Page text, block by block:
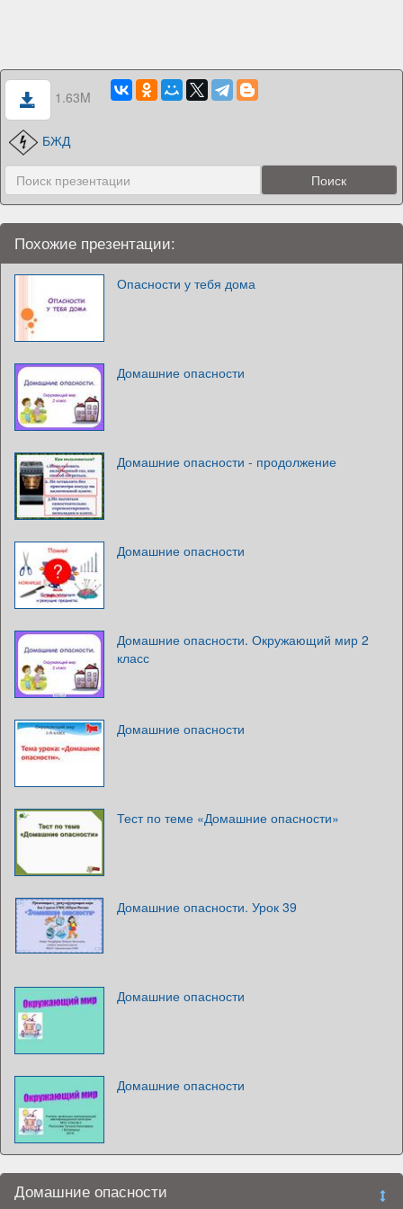
1.63M
БЖД
Похожие презентации:
Опасности у тебя дома
Домашние опасности
Домашние опасности - продолжение
Домашние опасности
Домашние опасности. Окружающий мир 2
класс
Домашние опасности
Тест по теме «Домашние опасности»
Домашние опасности. Урок 39
Домашние опасности
Домашние опасности
Домашние опасности